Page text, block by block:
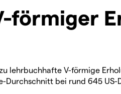
förmiger
lehrbuchhafte V-förmige
Durchschnitt bei rund 645